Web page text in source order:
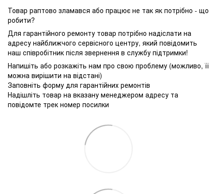
Товар раптово зламався або працює не так як потрібно - що
робити?
Для гарантійного ремонту товар потрібно надіслати на
адресу найближчого сервісного центру, який повідомить
наш співробітник після звернення в службу підтримки!
Напишіть або розкажіть нам про свою проблему (можливо, її
можна вирішити на відстані)
Заповніть форму для гарантійних ремонтів
Надішліть товар на вказану менеджером адресу та
повідомте трек номер посилки